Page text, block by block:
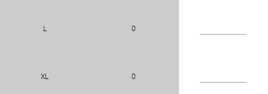
L 0
XL 0